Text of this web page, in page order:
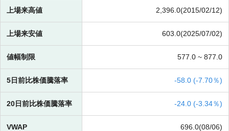
上場来高値 2,396.0(2015/02/12)
上場来安値 603.0(2025/07/02)
値幅制限 577.0 ~ 877.0
5日前比株価騰落率 -58.0 (-7.70％)
20日前比株価騰落率 -24.0 (-3.34％)
VWAP 696.0(08/06)